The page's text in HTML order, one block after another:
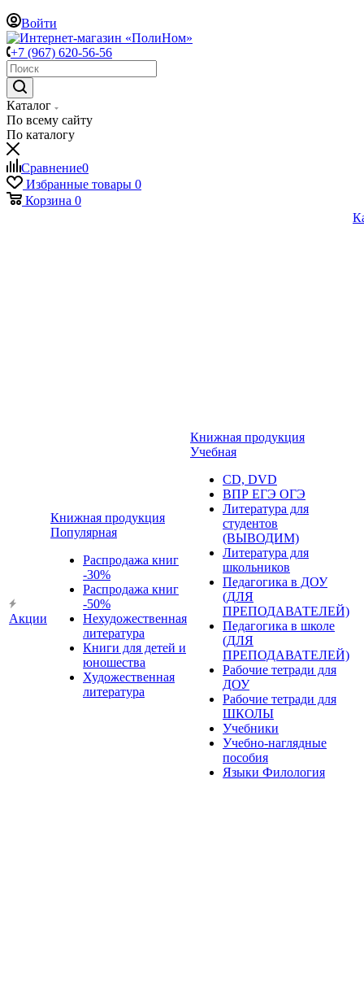
Войти
+7 (967) 620-56-56
Каталог
По всему сайту
По каталогу
Сравнение0
Избранные товары 0
Корзина 0
Акции
Книжная продукция
Популярная
Распродажа книг
-30%
Распродажа книг
-50%
Нехудожественная
литература
Книги для детей и
юношества
Художественная
литература
Книжная продукция
Учебная
CD, DVD
ВПР ЕГЭ ОГЭ
Литература для
студентов
(ВЫВОДИМ)
Литература для
школьников
Педагогика в ДОУ
(ДЛЯ
ПРЕПОДАВАТЕЛЕЙ)
Педагогика в школе
(ДЛЯ
ПРЕПОДАВАТЕЛЕЙ)
Рабочие тетради для
ДОУ
Рабочие тетради для
ШКОЛЫ
Учебники
Учебно-наглядные
пособия
Языки Филология